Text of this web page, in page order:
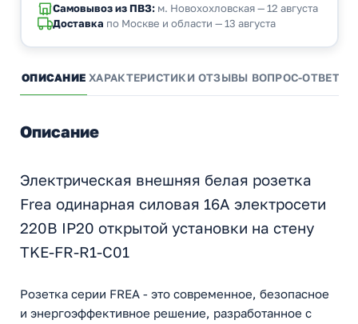
Самовывоз из ПВЗ:м. Новохохловская — 12 августа
Доставка по Москве и области — 13 августа
ОПИСАНИЕ ХАРАКТЕРИСТИКИ ОТЗЫВЫ ВОПРОС-ОТВЕТ
Описание
Электрическая внешняя белая розетка
Frea одинарная силовая 16А электросети
220В IP20 открытой установки на стену
TKE-FR-R1-C01
Розетка серии FREA - это современное, безопасное
и энергоэффективное решение, разработанное с